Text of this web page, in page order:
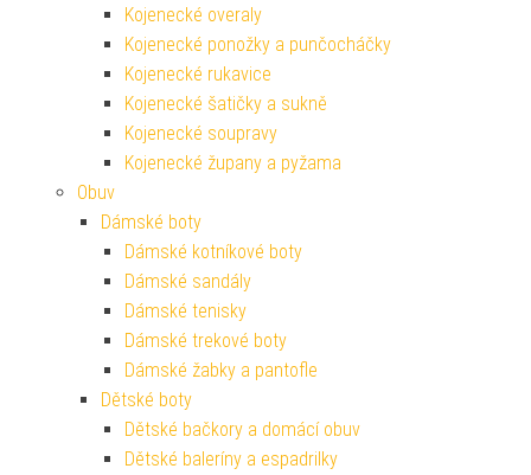
Kojenecké overaly
Kojenecké ponožky a punčocháčky
Kojenecké rukavice
Kojenecké šatičky a sukně
Kojenecké soupravy
Kojenecké župany a pyžama
Obuv
Dámské boty
Dámské kotníkové boty
Dámské sandály
Dámské tenisky
Dámské trekové boty
Dámské žabky a pantofle
Dětské boty
Dětské bačkory a domácí obuv
Dětské baleríny a espadrilky